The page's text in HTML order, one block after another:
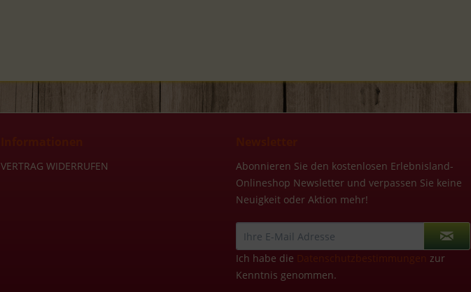
VERTRAG WIDERRUFEN
Abonnieren Sie den kostenlosen Erlebnisland-
Onlineshop Newsletter und verpassen Sie keine
Neuigkeit oder Aktion mehr!
Ich habe die Datenschutzbestimmungen zur
Kenntnis genommen.